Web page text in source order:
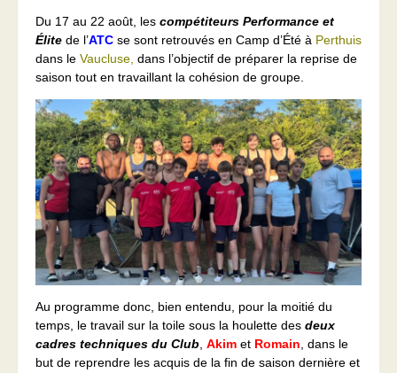
Du 17 au 22 août, les compétiteurs Performance et
Élite de l’ATC se sont retrouvés en Camp d’Été à Perthuis
dans le Vaucluse, dans l’objectif de préparer la reprise de
saison tout en travaillant la cohésion de groupe.
Au programme donc, bien entendu, pour la moitié du
temps, le travail sur la toile sous la houlette des deux
cadres techniques du Club Akim et Romain , dans le
but de reprendre les acquis de la fin de saison dernière et